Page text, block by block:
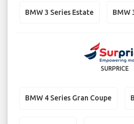
BMW 3 Series Estate BMW
SURPRICE
BMW 4 Series Gran Coupe